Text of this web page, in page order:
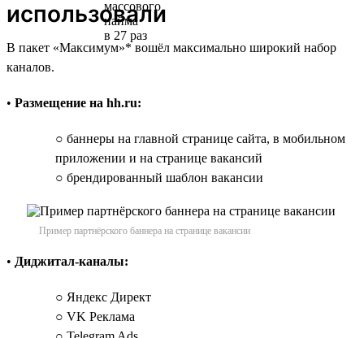
использовали
В пакет «Максимум»* вошёл максимально широкий набор
каналов.
• Размещение на hh.ru:
○ баннеры на главной странице сайта, в мобильном
приложении и на странице вакансий
○ брендированный шаблон вакансии
Пример партнёрского баннера на странице вакансии
• Диджитал-каналы:
○ Яндекс Директ
○ VK Реклама